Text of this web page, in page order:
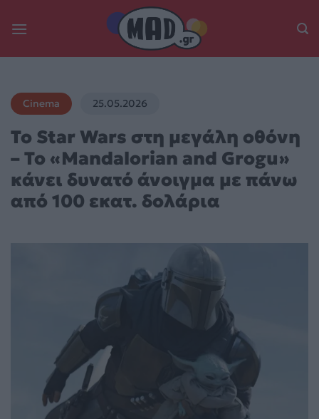
Cinema 25.05.2026
Το Star Wars στη μεγάλη οθόνη
– Το «Mandalorian and Grogu»
κάνει δυνατό άνοιγμα με πάνω
από 100 εκατ. δολάρια